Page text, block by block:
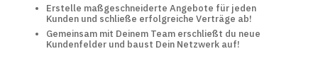
Erstelle maßgeschneiderte Angebote für jeden
Kunden und schließe erfolgreiche Verträge ab!
Gemeinsam mit Deinem Team erschließt du neue
Kundenfelder und baust Dein Netzwerk auf!